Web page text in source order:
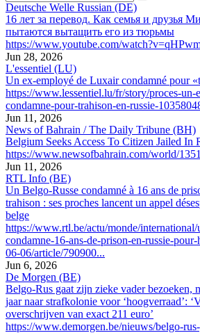
Deutsche Welle Russian (DE)
16 лет за перевод. Как семья и друзья
пытаются вытащить его из тюрьмы
https://www.youtube.com/
Jun 28, 2026
L'essentiel (LU)
Un ex-employé de Luxair condamné pour
https://www.lessentiel.lu/fr/story/proces-
condamne-pour-trahison-en-russie-
Jun 11, 2026
News of Bahrain / The Daily Tribune (BH)
Belgium Seeks Access To Citizen Jailed In
https://www.newsofbahrain.com/world/
Jun 11, 2026
RTL Info (BE)
Un Belgo-Russe condamné à 16 ans de
trahison : ses proches lancent un appel
belge
https://www.rtl.be/actu/monde/international/
condamne-16-ans-de-prison-en-russie-
06-06/article/790900...
Jun 6, 2026
De Morgen (BE)
Belgo-Rus gaat zijn zieke vader bezoeken,
jaar naar strafkolonie voor ‘hoogverraad’:
overschrijven van exact 211 euro’
https://www.demorgen.be/nieuws/belgo-